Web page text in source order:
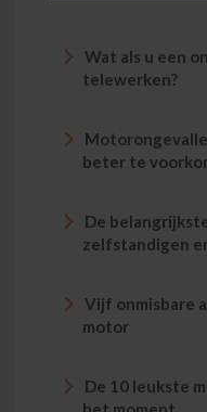
Wat als u een
telewerken?
beter te
De
zelfstandigen
Vijf onmisbare
motor
De 10 leukste